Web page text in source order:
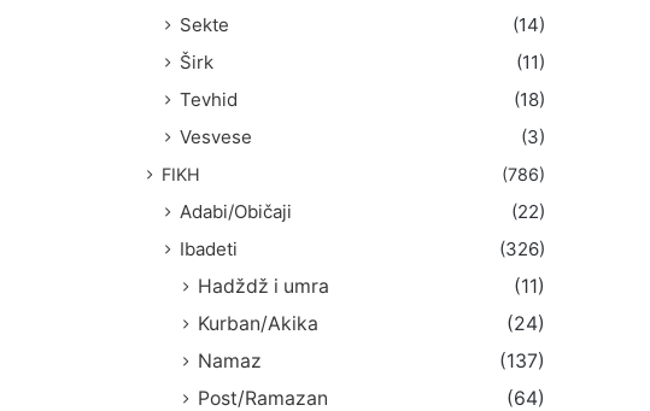
Sekte
(14)
Širk
(11)
Tevhid
(18)
Vesvese
(3)
FIKH (786)
Adabi/Običaji
(22)
Ibadeti
(326)
Hadždž i umra
(11)
Kurban/Akika
(24)
Namaz
(137)
Post/Ramazan
(64)